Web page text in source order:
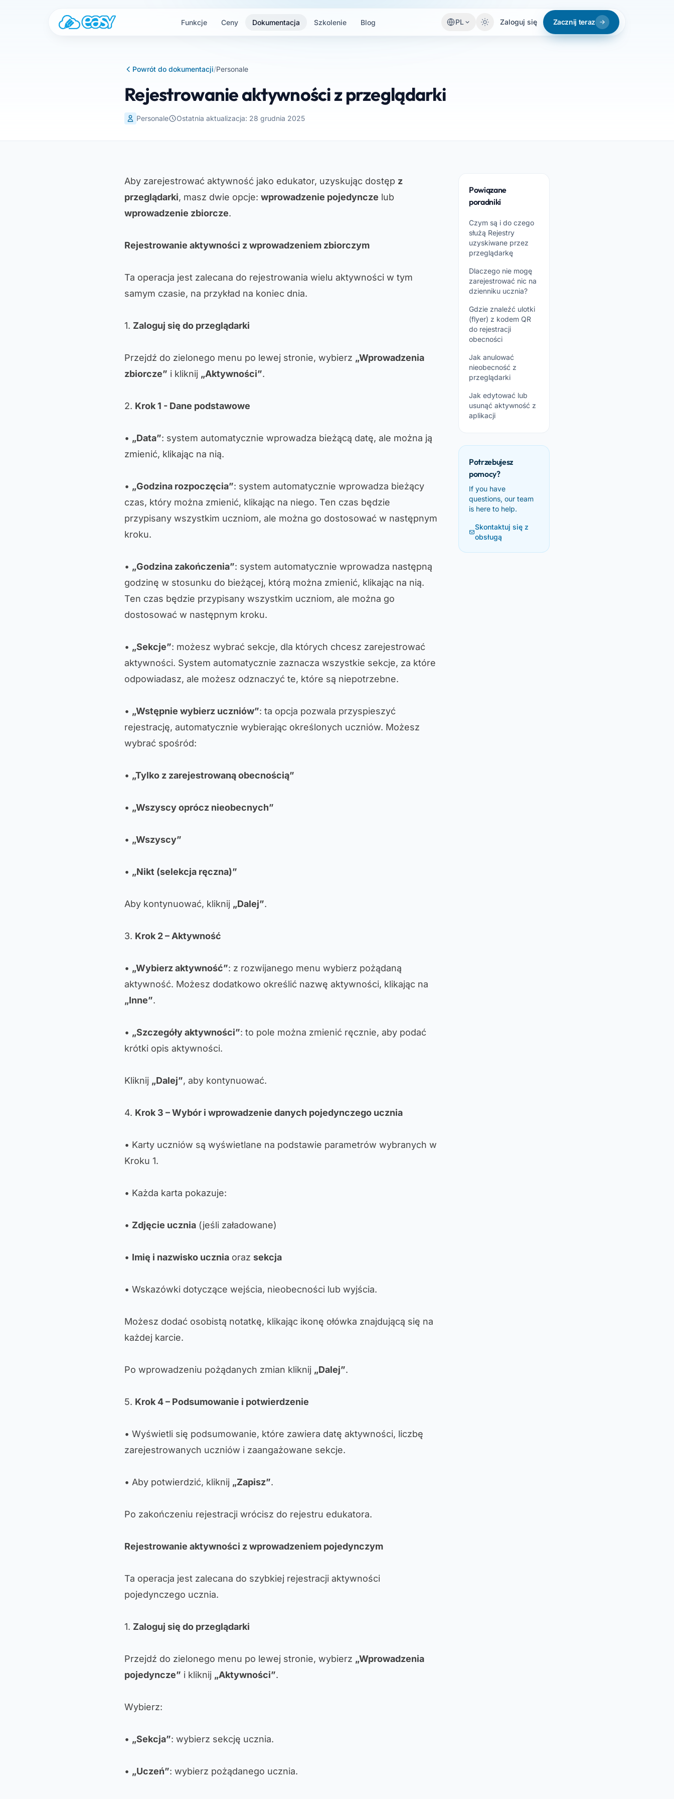
Funkcje Ceny Dokumentacja Szkolenie Blog PL Zaloguj się Zacznij teraz
Powrót do dokumentacji/Personale
Rejestrowanie aktywności z przeglądarki
Personale Ostatnia aktualizacja: 28 grudnia 2025
Aby zarejestrować aktywność jako edukator, uzyskując dostęp z
przeglądarki, masz dwie opcje: wprowadzenie pojedyncze lub
wprowadzenie zbiorcze.
Rejestrowanie aktywności z wprowadzeniem zbiorczym
Ta operacja jest zalecana do rejestrowania wielu aktywności w tym
samym czasie, na przykład na koniec dnia.
1. Zaloguj się do przeglądarki
Przejdź do zielonego menu po lewej stronie, wybierz „Wprowadzenia
zbiorcze” i kliknij „Aktywności”.
2. Krok 1 - Dane podstawowe
• „Data”: system automatycznie wprowadza bieżącą datę, ale można ją
zmienić, klikając na nią.
• „Godzina rozpoczęcia”: system automatycznie wprowadza bieżący
czas, który można zmienić, klikając na niego. Ten czas będzie
przypisany wszystkim uczniom, ale można go dostosować w następnym
kroku.
• „Godzina zakończenia”: system automatycznie wprowadza następną
godzinę w stosunku do bieżącej, którą można zmienić, klikając na nią.
Ten czas będzie przypisany wszystkim uczniom, ale można go
dostosować w następnym kroku.
• „Sekcje”: możesz wybrać sekcje, dla których chcesz zarejestrować
aktywności. System automatycznie zaznacza wszystkie sekcje, za które
odpowiadasz, ale możesz odznaczyć te, które są niepotrzebne.
• „Wstępnie wybierz uczniów”: ta opcja pozwala przyspieszyć
rejestrację, automatycznie wybierając określonych uczniów. Możesz
wybrać spośród:
• „Tylko z zarejestrowaną obecnością”
• „Wszyscy oprócz nieobecnych”
• „Wszyscy”
• „Nikt (selekcja ręczna)”
Aby kontynuować, kliknij „Dalej”.
3. Krok 2 – Aktywność
• „Wybierz aktywność”: z rozwijanego menu wybierz pożądaną
aktywność. Możesz dodatkowo określić nazwę aktywności, klikając na
„Inne”.
• „Szczegóły aktywności”: to pole można zmienić ręcznie, aby podać
krótki opis aktywności.
Kliknij „Dalej”, aby kontynuować.
4. Krok 3 – Wybór i wprowadzenie danych pojedynczego ucznia
• Karty uczniów są wyświetlane na podstawie parametrów wybranych w
Kroku 1.
• Każda karta pokazuje:
• Zdjęcie ucznia (jeśli załadowane)
• Imię i nazwisko ucznia oraz sekcja
• Wskazówki dotyczące wejścia, nieobecności lub wyjścia.
Możesz dodać osobistą notatkę, klikając ikonę ołówka znajdującą się na
każdej karcie.
Po wprowadzeniu pożądanych zmian kliknij „Dalej”.
5. Krok 4 – Podsumowanie i potwierdzenie
• Wyświetli się podsumowanie, które zawiera datę aktywności, liczbę
zarejestrowanych uczniów i zaangażowane sekcje.
• Aby potwierdzić, kliknij „Zapisz”.
Po zakończeniu rejestracji wrócisz do rejestru edukatora.
Rejestrowanie aktywności z wprowadzeniem pojedynczym
Ta operacja jest zalecana do szybkiej rejestracji aktywności
pojedynczego ucznia.
1. Zaloguj się do przeglądarki
Przejdź do zielonego menu po lewej stronie, wybierz „Wprowadzenia
pojedyncze” i kliknij „Aktywności”.
Wybierz:
• „Sekcja”: wybierz sekcję ucznia.
• „Uczeń”: wybierz pożądanego ucznia.
Powiązane
poradniki
Czym są i do czego
służą Rejestry
uzyskiwane przez
przeglądarkę
Dlaczego nie mogę
zarejestrować nic na
dzienniku ucznia?
Gdzie znaleźć ulotki
(flyer) z kodem QR
do rejestracji
obecności
Jak anulować
nieobecność z
przeglądarki
Jak edytować lub
usunąć aktywność z
aplikacji
Potrzebujesz
pomocy?
If you have
questions, our team
is here to help.
Skontaktuj się z
obsługą